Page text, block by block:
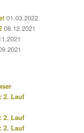
01.03.2022
08.12.2021
2. Lauf
2. Lauf
2. Lauf